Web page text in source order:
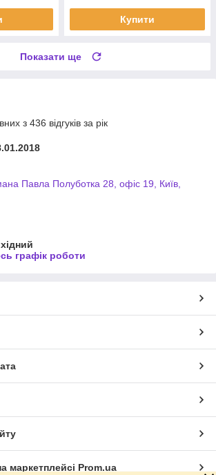
Купити
Показати ще
з 436 відгуків за рік
Павла Полуботка 28, офіс 19, Київ,
графік роботи
маркетплейсі Prom.ua